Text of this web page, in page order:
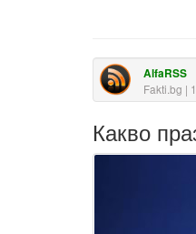
AlfaRSS
Fakti.bg |
Какво